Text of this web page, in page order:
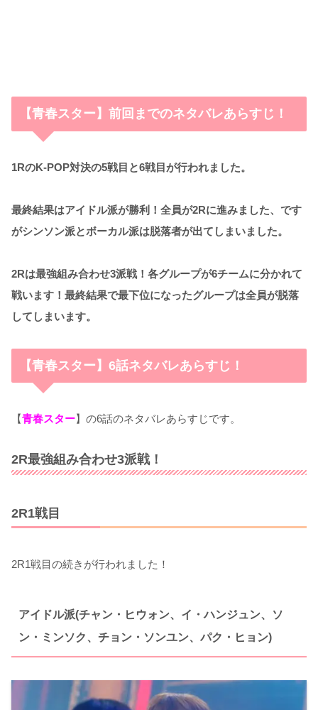
【青春スター】前回までのネタバレあらすじ！
1RのK-POP対決の5戦目と6戦目が行われました。
最終結果はアイドル派が勝利！全員が2Rに進みました、です
がシンソン派とボーカル派は脱落者が出てしまいました。
2Rは最強組み合わせ3派戦！各グループが6チームに分かれて
戦います！最終結果で最下位になったグループは全員が脱落
してしまいます。
【青春スター】6話ネタバレあらすじ！
【青春スター】の6話のネタバレあらすじです。
2R最強組み合わせ3派戦！
2R1戦目
2R1戦目の続きが行われました！
アイドル派(チャン・ヒウォン、イ・ハンジュン、ソ
ン・ミンソク、チョン・ソンユン、パク・ヒョン)